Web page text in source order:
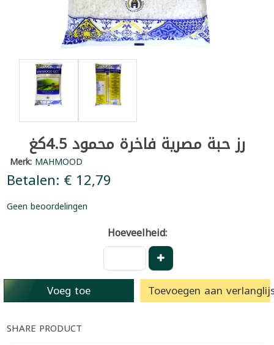
رز حبة مصرية فاخرة محمود 4.5كغ
Merk: MAHMOOD
Betalen: € 12,79
Geen beoordelingen
Hoeveelheid:
Voeg toe Toevoegen aan
SHARE PRODUCT